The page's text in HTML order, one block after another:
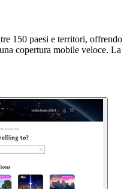
150 paesi e territori, offrendo
copertura mobile veloce. La